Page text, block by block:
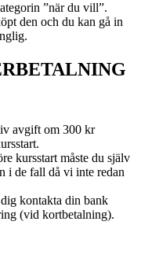
”när du vill”.
den och du kan gå in
avgift om 300 kr
kursstart måste du själv
i de fall då vi inte redan
kontakta din bank
(vid kortbetalning).